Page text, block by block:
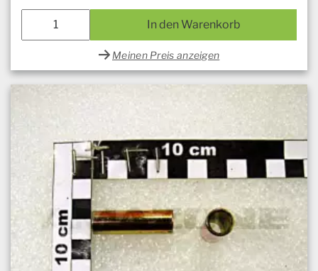
In den Warenkorb
Meinen Preis anzeigen